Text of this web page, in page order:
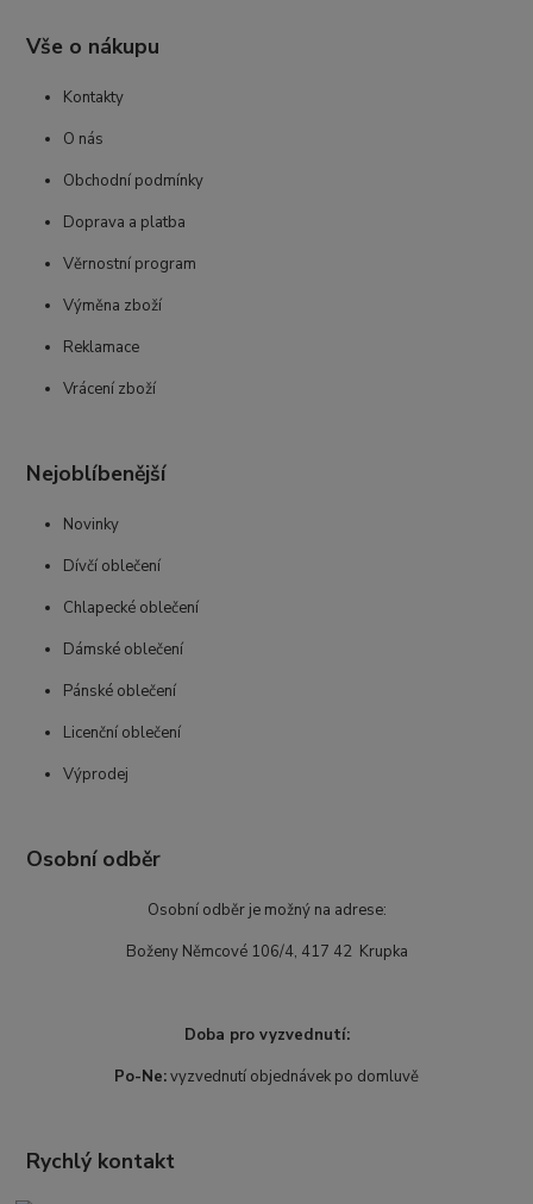
Vše o nákupu
Kontakty
O nás
Obchodní podmínky
Doprava a platba
Věrnostní program
Výměna zboží
Reklamace
Vrácení zboží
Nejoblíbenější
Novinky
Dívčí oblečení
Chlapecké oblečení
Dámské oblečení
Pánské oblečení
Licenční oblečení
Výprodej
Osobní odběr
Osobní odběr je možný na adrese:
Boženy Němcové 106/4, 417 42 Krupka
Doba pro vyzvednutí:
Po-Ne:vyzvednutí objednávek po domluvě
Rychlý kontakt